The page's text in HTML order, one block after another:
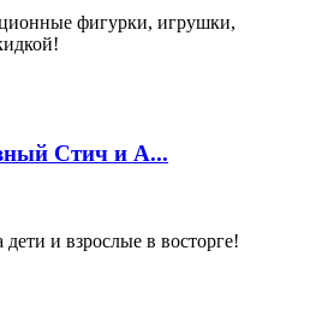
фигурки, игрушки,
Стич и А...
и взрослые в восторге!